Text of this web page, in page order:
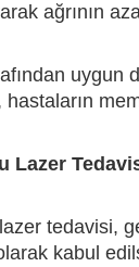
ağrının
uygun
Lazer
tedavisi,
kabul